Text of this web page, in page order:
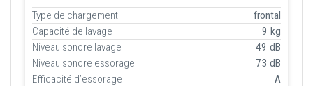
Type de chargement
frontal
Capacité de lavage
9 kg
Niveau sonore lavage
49 dB
Niveau sonore essorage
73 dB
Efficacité d’essorage
A